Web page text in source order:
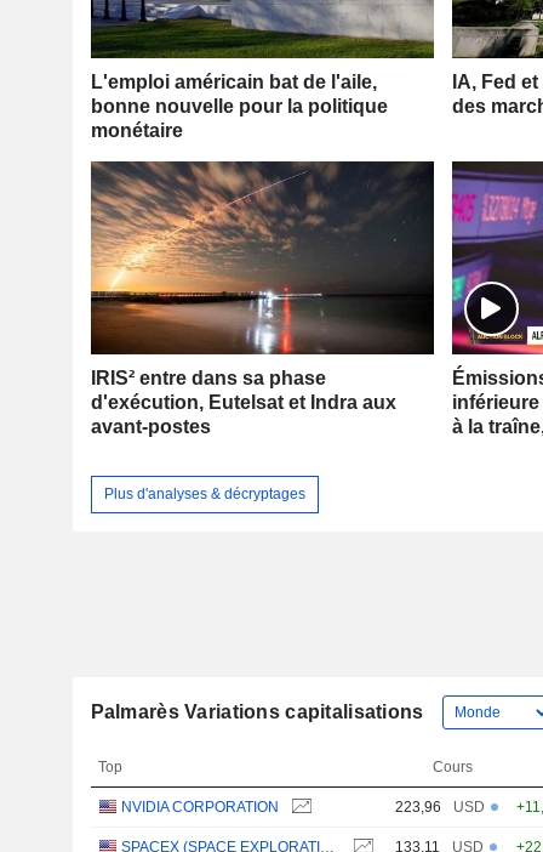
L'emploi américain bat de l'aile,
bonne nouvelle pour la politique
monétaire
IA, Fed
des
IRIS² entre dans sa phase
d'exécution, Eutelsat et Indra aux
avant-postes
à la
Plus d'analyses & décryptages
Palmarès Variations capitalisations
Top Cours
NVIDIA CORPORATION 223,96 USD
133,11 USD